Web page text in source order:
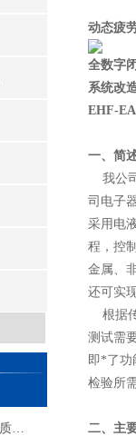
1000型电液伺服试验机可靠的质量良好的长期稳定性
动态疲
全数字
系统改
EHF-
一、简
我公
司电子
采用电
程，控
金属、
还可实
根据传
测试需
即*了功
检验所
二、主